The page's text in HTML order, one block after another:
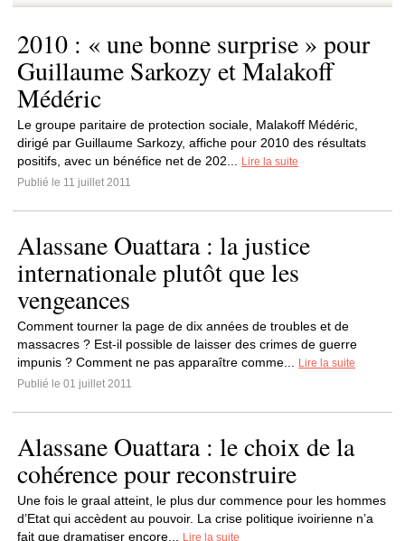
2010 : « une bonne surprise » pour
Guillaume Sarkozy et Malakoff
Médéric
Le groupe paritaire de protection sociale, Malakoff Médéric,
dirigé par Guillaume Sarkozy, affiche pour 2010 des résultats
positifs, avec un bénéfice net de 202...
Lire la suite
Publié le 11 juillet 2011
Alassane Ouattara : la justice
internationale plutôt que les
vengeances
Comment tourner la page de dix années de troubles et de
massacres ? Est-il possible de laisser des crimes de guerre
impunis ? Comment ne pas apparaître comme...
Lire la suite
Publié le 01 juillet 2011
Alassane Ouattara : le choix de la
cohérence pour reconstruire
Une fois le graal atteint, le plus dur commence pour les hommes
d’Etat qui accèdent au pouvoir. La crise politique ivoirienne n’a
fait que dramatiser encore...
Lire la suite